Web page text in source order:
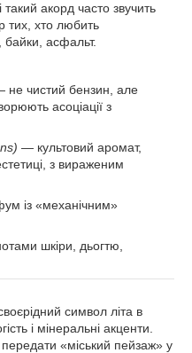
такий акорд часто звучить
тих, хто любить
байки, асфальт.
не чистий бензин, але
асоціації з
— культовий аромат,
з вираженим
із «механічним»
шкіри, дьогтю,
символ літа в
і мінеральні акценти.
«міський пейзаж» у